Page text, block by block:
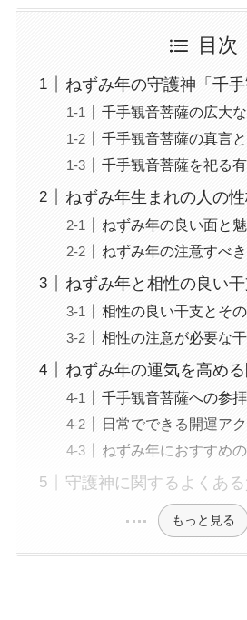
目次
ねずみ年の守護神「千
千手観音菩薩の広大
千手観音菩薩の真言
千手観音菩薩を祀る
ねずみ年生まれの人の
ねずみ年の良い面と
ねずみ年の注意すべ
ねずみ年と相性の良い
相性の良い干支とそ
相性の注意が必要な
ねずみ年の運気を高め
千手観音菩薩への参
日常でできる開運ア
ねずみ年におすすめ
守護神に関するよくある
もっと見る